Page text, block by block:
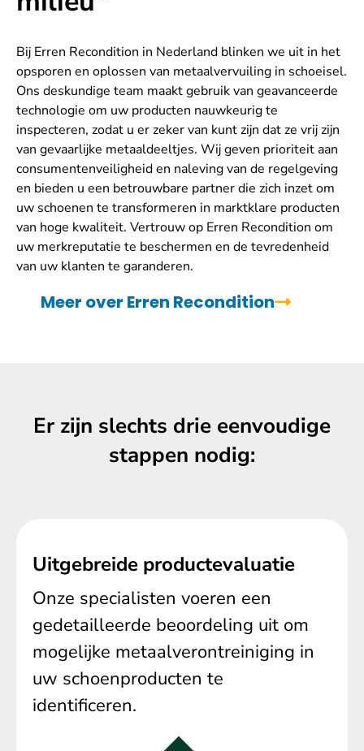
Bij Erren Recondition in Nederland blinken we uit in het
opsporen en oplossen van metaalvervuiling in schoeisel.
Ons deskundige team maakt gebruik van geavanceerde
technologie om uw producten nauwkeurig te
inspecteren, zodat u er zeker van kunt zijn dat ze vrij zijn
van gevaarlijke metaaldeeltjes. Wij geven prioriteit aan
consumentenveiligheid en naleving van de regelgeving
en bieden u een betrouwbare partner die zich inzet om
uw schoenen te transformeren in marktklare producten
van hoge kwaliteit. Vertrouw op Erren Recondition om
uw merkreputatie te beschermen en de tevredenheid
van uw klanten te garanderen.
Meer over Erren Recondition
Er zijn slechts drie eenvoudige
stappen nodig:
Uitgebreide productevaluatie
Onze specialisten voeren een
gedetailleerde beoordeling uit om
mogelijke metaalverontreiniging in
uw schoenproducten te
identificeren.